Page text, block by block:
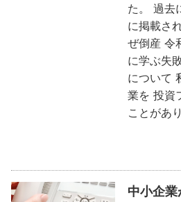
た。 過去
に掲載さ
ぜ倒産 令
に学ぶ失
について
業を 投資
ことがあ
中小企